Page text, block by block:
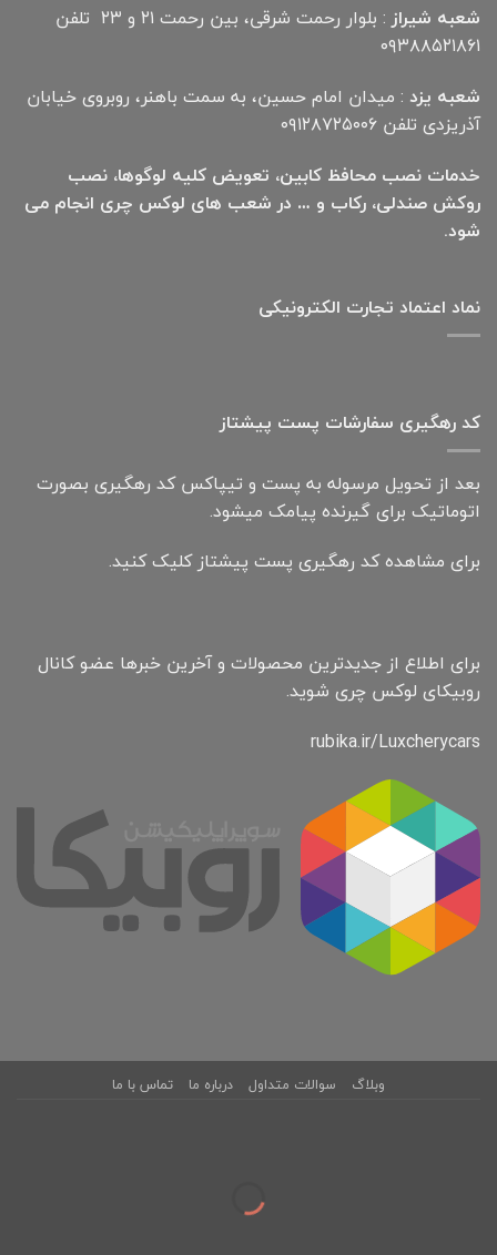
شعبه شیراز
: بلوار رحمت شرقی، بین رحمت ۲۱ و ۲۳ تلفن
۰۹۳۸۸۵۲۱۸۶۱
شعبه یزد : میدان امام حسین، به سمت باهنر، روبروی خیابان
آذریزدی تلفن ۰۹۱۲۸۷۲۵۰۰۶
خدمات نصب محافظ کابین، تعویض کلیه لوگوها، نصب
روکش صندلی، رکاب و … در شعب های لوکس چری انجام می
شود.
نماد اعتماد تجارت الكترونیكی
کد رهگیری سفارشات پست پیشتاز
بعد از تحویل مرسوله به پست و تیپاکس کد رهگیری بصورت
اتوماتیک برای گیرنده پیامک میشود.
برای مشاهده کد رهگیری پست پیشتاز کلیک کنید.
برای اطلاع از جدیدترین محصولات و آخرین خبرها عضو کانال
روبیکای لوکس چری شوید.
rubika.ir/Luxcherycars
وبلاگ سوالات متداول درباره ما تماس با ما